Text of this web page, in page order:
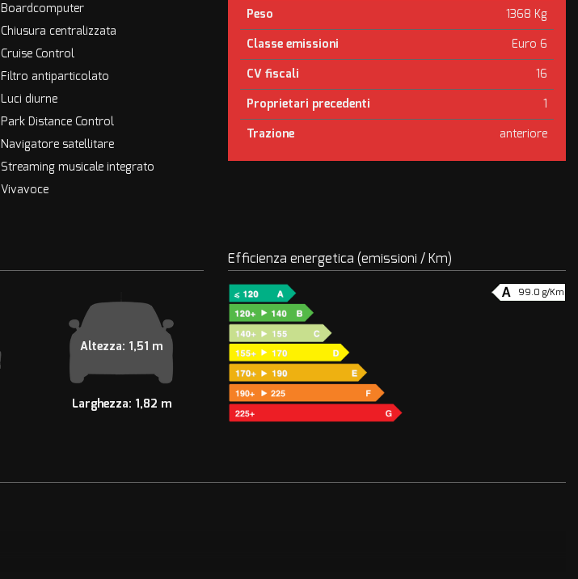
Boardcomputer
Chiusura centralizzata
Cruise Control
Filtro antiparticolato
Luci diurne
Park Distance Control
Navigatore satellitare
Streaming musicale integrato
Vivavoce
Peso
1368 Kg
Classe emissioni
Euro 6
CV fiscali
16
Proprietari precedenti
1
Trazione
anteriore
Altezza: 1,51 m
Larghezza: 1,82 m
Efficienza energetica (emissioni / Km)
99.0 g/Km